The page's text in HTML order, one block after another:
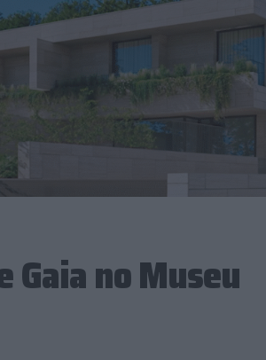
Gaia no Museu